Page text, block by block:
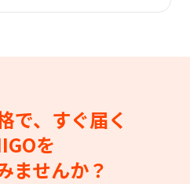
で、すぐ届く
を
ませんか？